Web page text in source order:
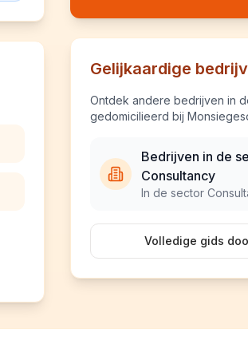
Gelijkaardige
Ontdek andere bedrijven in
gedomicilieerd bij
Bedrijven in de
Consultancy
In de sector
Volledige gids